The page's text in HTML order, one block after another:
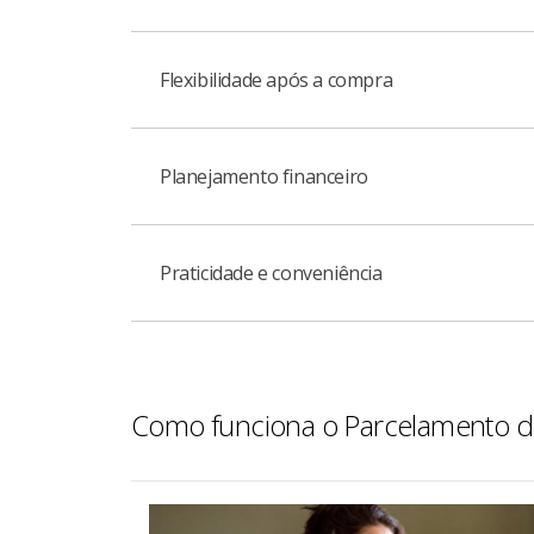
Comprou à vista no cartão de crédito?
Flexibilidade após a compra
Você decide e escolhe qual compra quer
Planejamento financeiro
Ajuda a organizar o controle das finanças,
Praticidade e conveniência
Como funciona o Parcelamento